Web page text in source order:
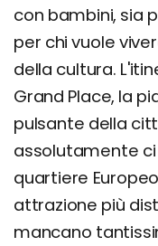
con bambini, sia
per chi vuole
della cultura.
Grand Place, la
pulsante della
assolutamente ci
quartiere
attrazione più
mancano